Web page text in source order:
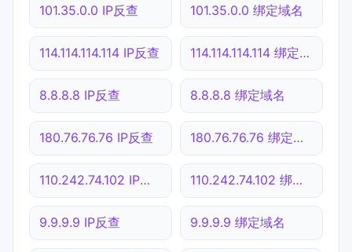
101.35.0.0 IP反查 101.35.0.0 绑定域名
114.114.114.114 IP反查 114.114.114.114 绑定域名
8.8.8.8 IP反查 8.8.8.8 绑定域名
180.76.76.76 IP反查 180.76.76.76 绑定域名
110.242.74.102 IP反查 110.242.74.102 绑定域名
9.9.9.9 IP反查 9.9.9.9 绑定域名